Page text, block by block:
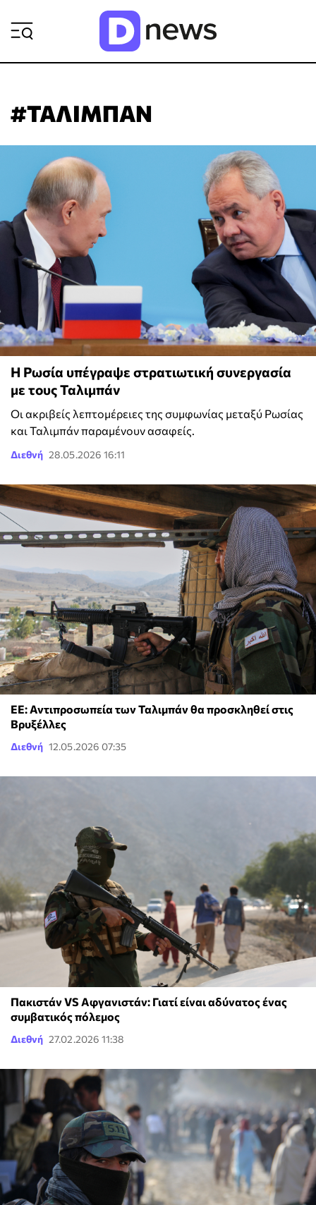
#ΤΑΛΙΜΠΑΝ
Η Ρωσία υπέγραψε στρατιωτική συνεργασία
με τους Ταλιμπάν
Οι ακριβείς λεπτομέρειες της συμφωνίας μεταξύ Ρωσίας
και Ταλιμπάν παραμένουν ασαφείς.
Διεθνή 28.05.2026 16:11
ΕΕ: Αντιπροσωπεία των Ταλιμπάν θα προσκληθεί στις
Βρυξέλλες
Διεθνή 12.05.2026 07:35
Πακιστάν VS Αφγανιστάν: Γιατί είναι αδύνατος ένας
συμβατικός πόλεμος
Διεθνή 27.02.2026 11:38